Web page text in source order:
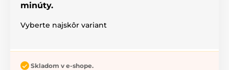
minúty.
Vyberte najskôr variant
Skladom v e-shope.